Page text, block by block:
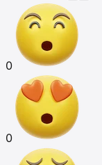
0
0